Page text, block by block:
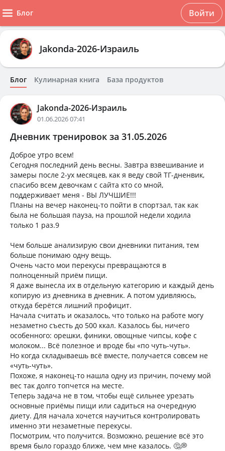
Блог Войти
Jakonda-2026-Израиль
Блог Кулинарная книга База продуктов
Jakonda-2026-Израиль
01.06.2026 07:41
Дневник тренировок за 31.05.2026
Доброе утро всем!
Сегодня последний день весны. Завтра взвешивание и
замеры после 2-ух месяцев, как я веду свой ТГ-дненвик,
спасибо всем девочкам с сайта кто со мной,
поддерживает меня - ВЫ ЛУЧШИЕ!!!
Планы на вечер наконец-то пойти в спортзал, так как
была не большая пауза, на прошлой недели ходила
только 1 раз.9
Чем больше анализирую свои дневники питания, тем
больше понимаю одну вещь.
Очень часто мои перекусы превращаются в
полноценный приём пищи.
Я даже вынесла их в отдельную категорию и каждый день
копирую из дневника в дневник. А потом удивляюсь,
откуда берётся лишний профицит.
Начала считать и оказалось, что только на работе могу
незаметно съесть до 500 ккал. Казалось бы, ничего
особенного: орешки, финики, овощные чипсы, кофе с
молоком... Всё полезное и вроде бы «по чуть-чуть».
Но когда складываешь всё вместе, получается совсем не
«чуть-чуть».
Похоже, я наконец-то нашла одну из причин, почему мой
вес так долго топчется на месте.
Теперь задача не в том, чтобы ещё сильнее урезать
основные приёмы пищи или садиться на очередную
диету. Для начала хочется научиться контролировать
именно эти незаметные перекусы.
Посмотрим, что получится. Возможно, решение всё это
время было гораздо ближе, чем мне казалось. 🤔💭